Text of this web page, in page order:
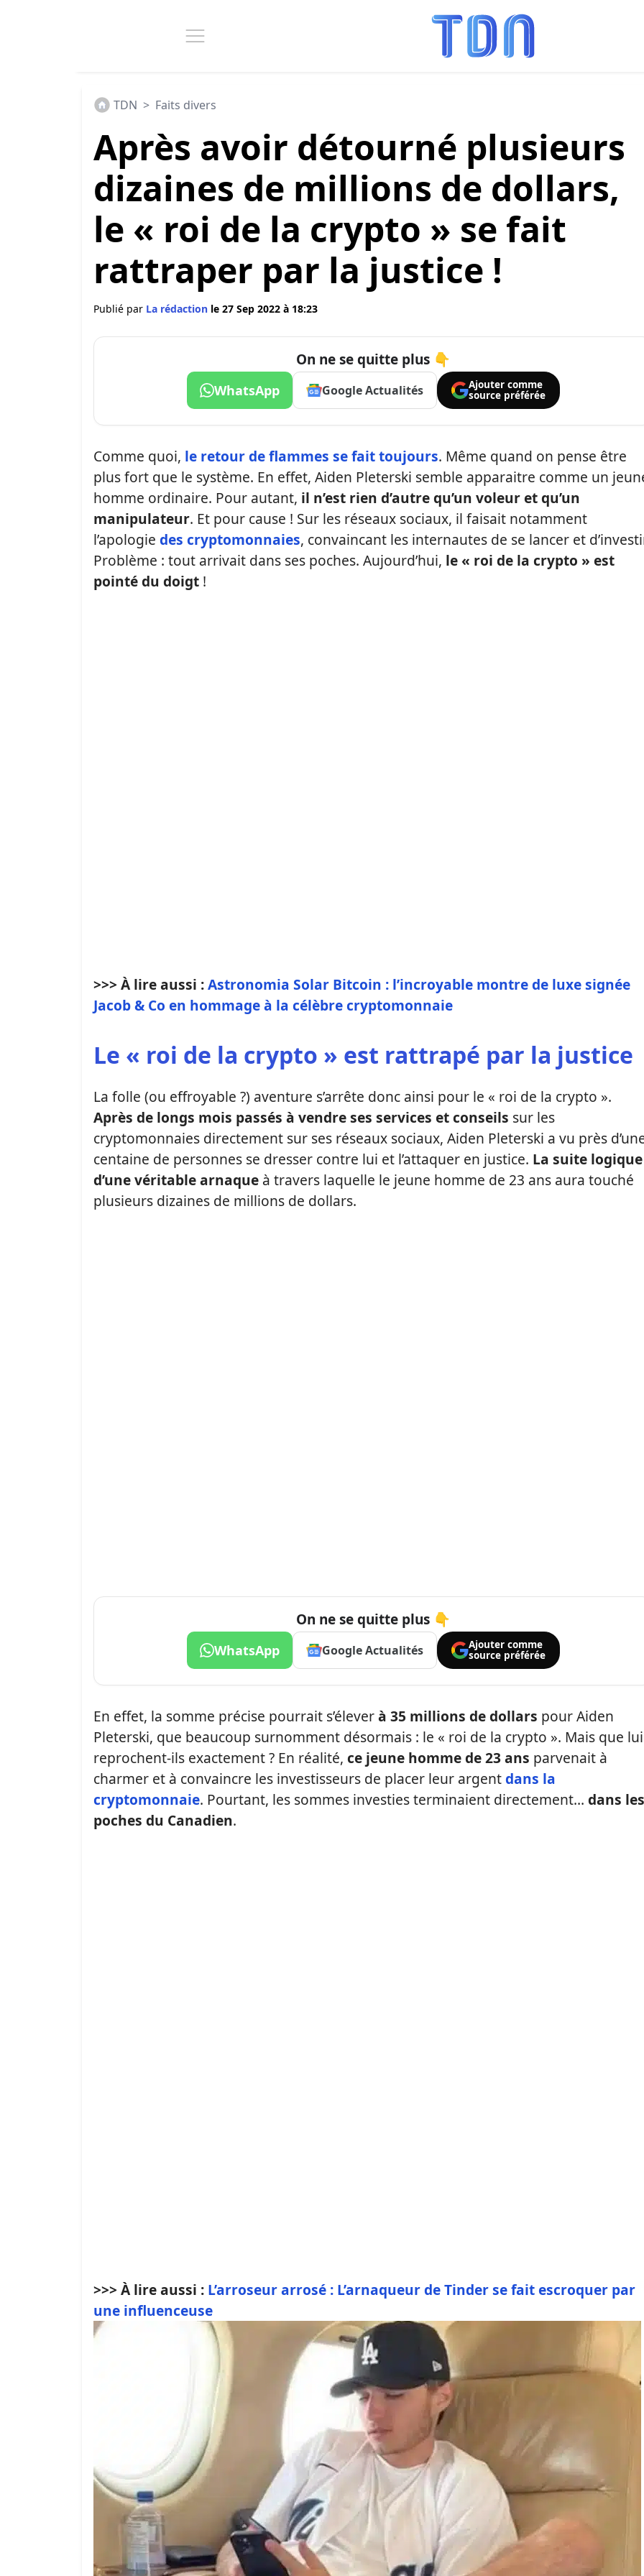
TDN > Faits divers
Après avoir détourné plusieurs
dizaines de millions de dollars,
le « roi de la crypto » se fait
rattraper par la justice !
Publié par La rédaction le 27 Sep 2022 à 18:23
On ne se quitte plus 👇
WhatsApp Google Actualités
Ajouter comme
source préférée
Comme quoi, le retour de flammes se fait toujours. Même quand on pense être
plus fort que le système. En effet, Aiden Pleterski semble apparaitre comme un
homme ordinaire. Pour autant, il n’est rien d’autre qu’un voleur et qu’un
manipulateur. Et pour cause ! Sur les réseaux sociaux, il faisait notamment
l’apologie des cryptomonnaies, convaincant les internautes de se lancer et
Problème : tout arrivait dans ses poches. Aujourd’hui, le « roi de la crypto » est
pointé du doigt !
>>> À lire aussi :Astronomia Solar Bitcoin : l’incroyable montre de luxe signée
Jacob & Co en hommage à la célèbre cryptomonnaie
Le « roi de la crypto » est rattrapé par la justice
La folle (ou effroyable ?) aventure s’arrête donc ainsi pour le « roi de la crypto ».
Après de longs mois passés à vendre ses services et conseils sur les
cryptomonnaies directement sur ses réseaux sociaux, Aiden Pleterski a vu près
centaine de personnes se dresser contre lui et l’attaquer en justice. La suite logique
d’une véritable arnaque à travers laquelle le jeune homme de 23 ans aura touché
plusieurs dizaines de millions de dollars.
On ne se quitte plus 👇
WhatsApp Google Actualités
Ajouter comme
source préférée
En effet, la somme précise pourrait s’éleverà 35 millions de dollars pour Aiden
Pleterski, que beaucoup surnomment désormais : le « roi de la crypto ». Mais que lui
reprochent-ils exactement ? En réalité, ce jeune homme de 23 ans parvenait à
charmer et à convaincre les investisseurs de placer leur argentdans la
cryptomonnaie. Pourtant, les sommes investies terminaient directement… dans les
poches du Canadien.
>>> À lire aussi : L’arroseur arrosé : L’arnaqueur de Tinder se fait escroquer par
une influenceuse